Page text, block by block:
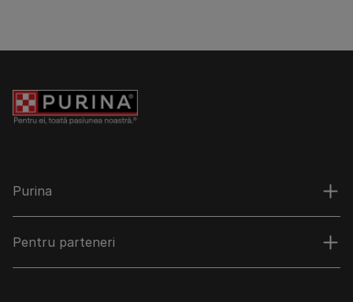
Purina
Pentru parteneri